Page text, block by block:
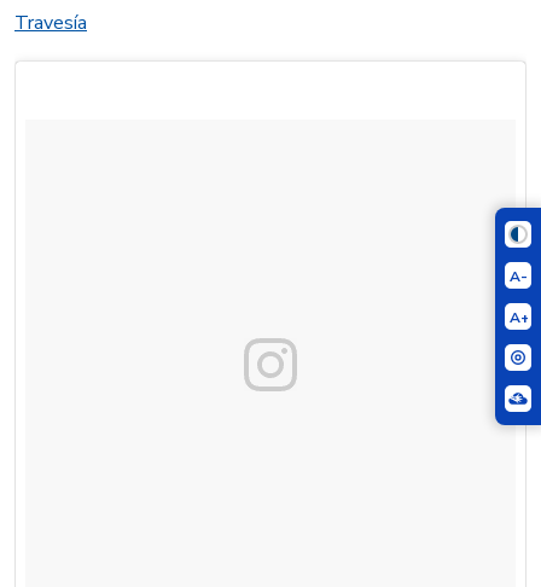
A-
A+
Travesía